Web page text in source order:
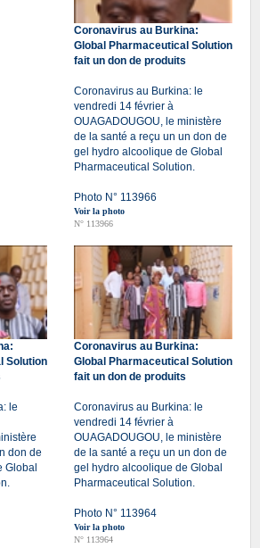
Coronavirus au Burkina:
Global Pharmaceutical Solution
fait un don de produits
Coronavirus au Burkina: le
vendredi 14 février à
OUAGADOUGOU, le ministère
de la santé a reçu un un don de
gel hydro alcoolique de Global
Pharmaceutical Solution.
Photo N° 113966
Voir la photo
N° 113966
Solution
le
don de
Global
Coronavirus au Burkina:
Global Pharmaceutical Solution
fait un don de produits
Coronavirus au Burkina: le
vendredi 14 février à
OUAGADOUGOU, le ministère
de la santé a reçu un un don de
gel hydro alcoolique de Global
Pharmaceutical Solution.
Photo N° 113964
Voir la photo
N° 113964